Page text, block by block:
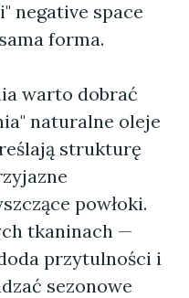
negative space
forma.
warto dobrać
naturalne oleje
strukturę
powłoki.
tkaninach —
przytulności i
sezonowe